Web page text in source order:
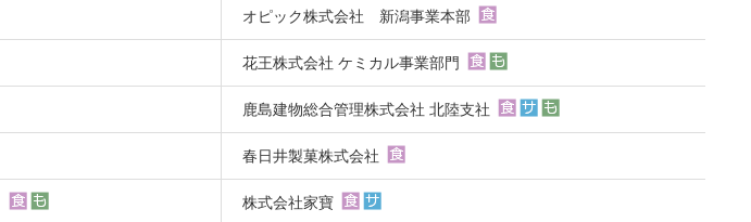
オピック株式会社 新潟事業本部
花王株式会社 ケミカル事業部門
鹿島建物総合管理株式会社 北陸支社
春日井製菓株式会社
株式会社家寶